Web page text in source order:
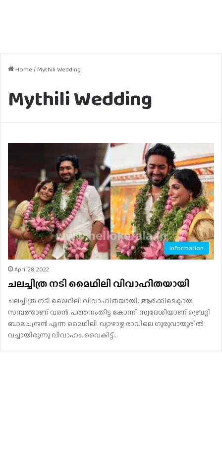
Home/ Mythili Wedding
Mythili Wedding
Information
April 28, 2022
ചലച്ചിത്ര നടി മൈഥിലി വിവാഹിതയായി
ചലച്ചിത്ര നടി മൈഥിലി വിവാഹിതയായി. ആർക്കിടെക്ടായ
സമ്പത്താണ് വരൻ. പത്തനംതിട്ട കോന്നി സ്വദേശിയാണ് ബ്രെറ്റി
ബാലചന്ദ്രൻ എന്ന മൈഥിലി. വ്യാഴാഴ്ച രാവിലെ ഗുരുവായൂരിൽ
വച്ചായിരുന്നു വിവാഹം. വൈകിട്ട്…